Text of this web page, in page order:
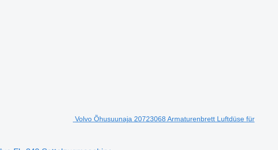
Volvo Õhusuunaja 20723068 Armaturenbrett Luftdüse für